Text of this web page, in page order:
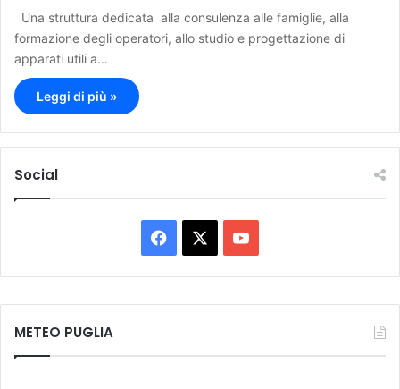
Una struttura dedicata alla consulenza alle famiglie, alla
formazione degli operatori, allo studio e progettazione di
apparati utili a…
Leggi di più »
Social
a
c
o
u
METEO PUGLIA